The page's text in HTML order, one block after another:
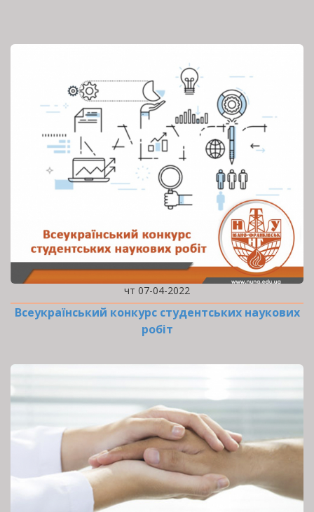
чт 07-04-2022
Всеукраїнський конкурс студентських наукових
робіт